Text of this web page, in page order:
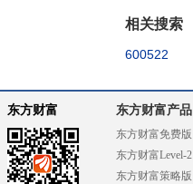
相关搜索
600522
东方财富 东方财富产品
东方财富免费版
东方财富Level-2
东方财富策略版